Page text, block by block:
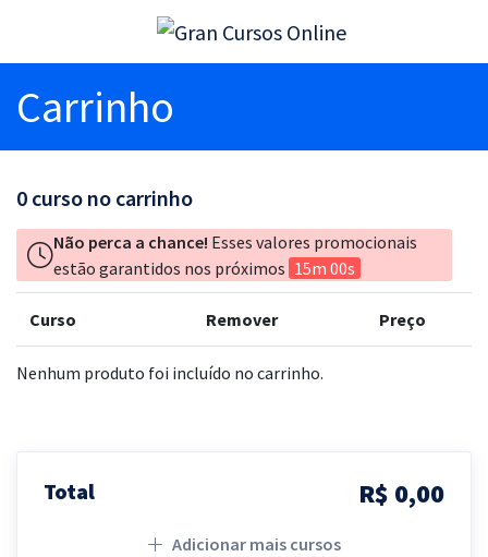
Carrinho
0 curso no carrinho
Não perca a chance! Esses valores promocionais
estão garantidos nos próximos 15m 00s
Curso Remover Preço
Nenhum produto foi incluído no carrinho.
Total R$ 0,00
Adicionar mais cursos